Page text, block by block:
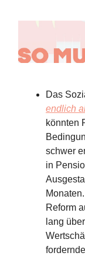
Das
endlich
könnten
schwer
in
Reform
lang